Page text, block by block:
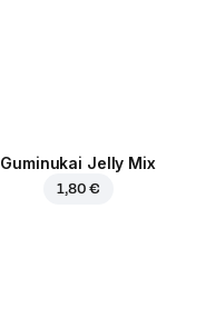
Guminukai Jelly Mix
1,80 €